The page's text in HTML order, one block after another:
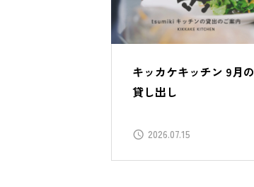
キッカケキッチン 9月の
貸し出し
2026.07.15